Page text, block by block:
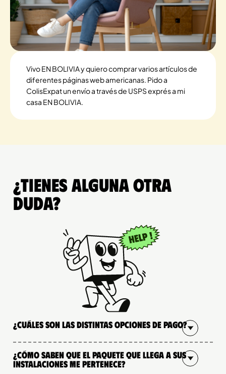
Vivo EN BOLIVIA y quiero comprar varios artículos de
diferentes páginas web americanas. Pido a
ColisExpat un envío a través de USPS exprés a mi
casa EN BOLIVIA.
¿Tienes alguna otra
duda?
¿Cuáles son las distintas opciones de pago?
¿Cómo saben que el paquete que llega a sus
instalaciones me pertenece?